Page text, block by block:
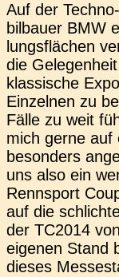
Auf der
bil­bau­er BMW
lungs­flä­chen
die
klas­si­sche
Ein­zel­nen zu
Fälle zu weit
mich gerne auf
beson­ders
uns also ein
Renn­sport
auf die
der TC2014
eige­nen Stand
dieses